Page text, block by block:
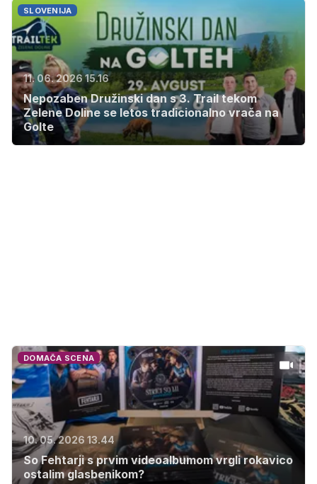
SLOVENIJA
11. 06. 2026 15.16
Nepozaben Družinski dan s 3. Trail tekom
Zelene Doline se letos tradicionalno vrača na
Golte
DOMAČA SCENA
10. 05. 2026 13.44
So Fehtarji s prvim videoalbumom vrgli rokavico
ostalim glasbenikom?